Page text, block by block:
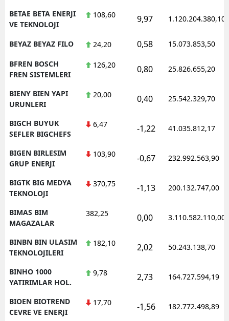
BETAE BETA ENERJI
VE TEKNOLOJI
108,60 9,97 1.120.204.380,10
BEYAZ BEYAZ FILO 24,20 0,58 15.073.853,50
BFREN BOSCH
FREN SISTEMLERI
126,20 0,80 25.826.655,20
BIENY BIEN YAPI
URUNLERI
20,00 0,40 25.542.329,70
BIGCH BUYUK
SEFLER BIGCHEFS
6,47 -1,22 41.035.812,17
BIGEN BIRLESIM
GRUP ENERJI
103,90 -0,67 232.992.563,90
BIGTK BIG MEDYA
TEKNOLOJI
370,75 -1,13 200.132.747,00
BIMAS BIM
MAGAZALAR
382,25 0,00 3.110.582.110,00
BINBN BIN ULASIM
TEKNOLOJILERI
182,10 2,02 50.243.138,70
BINHO 1000
YATIRIMLAR HOL.
9,78 2,73 164.727.594,19
BIOEN BIOTREND
CEVRE VE ENERJI
17,70 -1,56 182.772.498,89